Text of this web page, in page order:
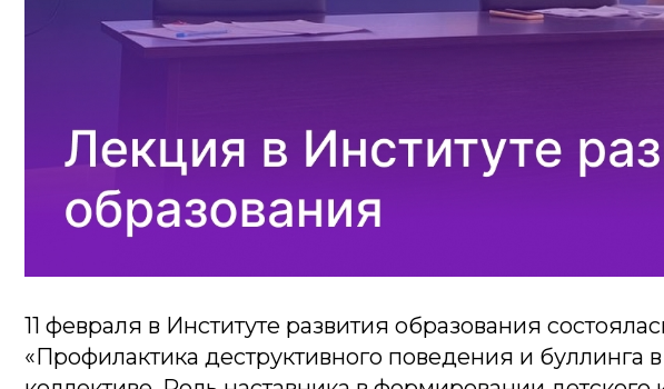
11 февраля в Институте развития образования
«Профилактика деструктивного поведения и буллинга